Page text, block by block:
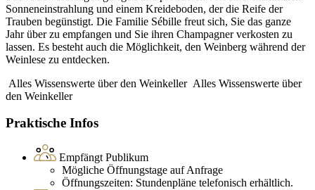
Sonneneinstrahlung und einem Kreideboden, der die Reife der
Trauben begünstigt. Die Familie Sébille freut sich, Sie das ganze
Jahr über zu empfangen und Sie ihren Champagner verkosten zu
lassen. Es besteht auch die Möglichkeit, den Weinberg während der
Weinlese zu entdecken.
Alles Wissenswerte über den Weinkeller Alles Wissenswerte über
den Weinkeller
Praktische Infos
Empfängt Publikum
Mögliche Öffnungstage auf Anfrage
Öffnungszeiten: Stundenpläne telefonisch erhältlich.